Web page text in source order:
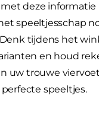
deze informatie
speeltjesschap
tijdens het
en houd
uw trouwe
speeltjes.